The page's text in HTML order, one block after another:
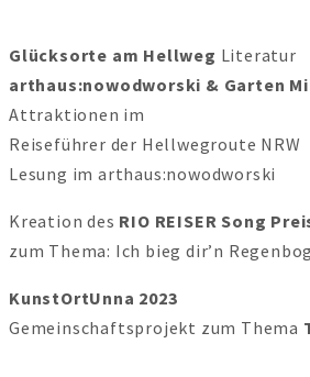
Glücksorte am Hellweg Literatur
arthaus:nowodworski & Garten
Attraktionen im
Reiseführer der Hellwegroute NRW
Lesung im arthaus:nowodworski
Kreation des RIO REISER Song
zum Thema: Ich bieg dir’n
KunstOrtUnna 2023
Gemeinschaftsprojekt zum Thema